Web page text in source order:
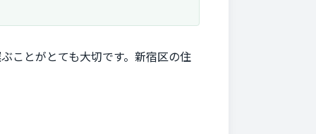
ことがとても大切です。新宿区の住